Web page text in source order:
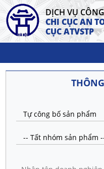
DỊCH VỤ CÔNG
CHI CỤC AN
CỤC ATVSTP